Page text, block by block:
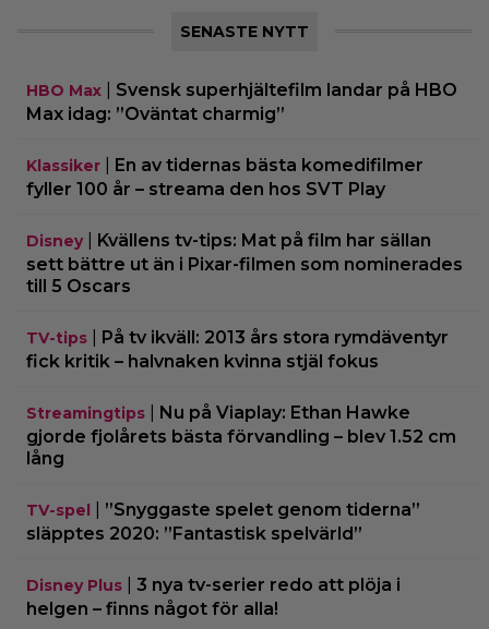
SENASTE NYTT
HBO Max
Svensk superhjältefilm landar på HBO
Max idag: ”Oväntat charmig”
Klassiker
En av tidernas bästa komedifilmer
fyller 100 år – streama den hos SVT Play
Disney| Kvällens tv-tips: Mat på film har sällan
sett bättre ut än i Pixar-filmen som nominerades
till 5 Oscars
TV-tips
På tv ikväll: 2013 års stora rymdäventyr
fick kritik – halvnaken kvinna stjäl fokus
Streamingtips
Nu på Viaplay: Ethan Hawke
gjorde fjolårets bästa förvandling – blev 1.52 cm
lång
TV-spel
”Snyggaste spelet genom tiderna”
släpptes 2020: ”Fantastisk spelvärld”
Disney Plus
3 nya tv-serier redo att plöja i
helgen – finns något för alla!